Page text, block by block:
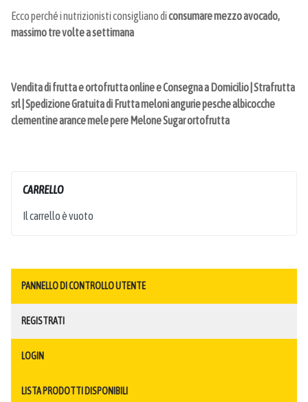
Ecco perché i nutrizionisti consigliano diconsumare mezzo avocado,
massimo tre volte a settimana
Vendita di frutta e ortofrutta online e Consegna a Domicilio | Strafrutta
srl | Spedizione Gratuita di Frutta meloni angurie pesche albicocche
clementine arance mele pere Melone Sugar ortofrutta
CARRELLO
Il carrello è vuoto
PANNELLO DI CONTROLLO UTENTE
REGISTRATI
LOGIN
LISTA PRODOTTI DISPONIBILI